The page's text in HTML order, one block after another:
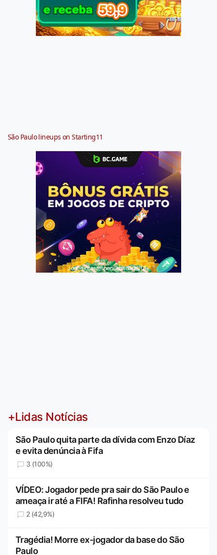
São Paulo lineups on Starting11
Jogue com responsabilidade. 18+
+Lidas Notícias
São Paulo quita parte da dívida com Enzo Díaz
e evita denúncia à Fifa
3 (100%)
VÍDEO: Jogador pede pra sair do São Paulo e
ameaça ir até a FIFA! Rafinha resolveu tudo
2 (42,9%)
Tragédia! Morre ex-jogador da base do São
Paulo